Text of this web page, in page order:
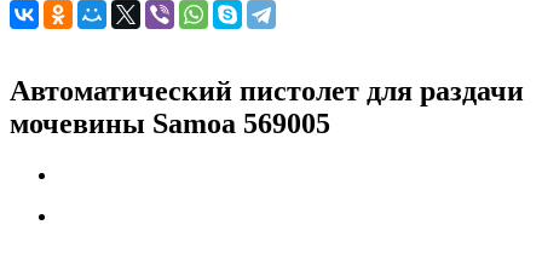
Автоматический пистолет для раздачи
мочевины Samoa 569005